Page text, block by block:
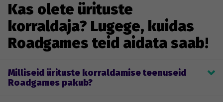
Kas olete ürituste
korraldaja? Lugege, kuidas
Roadgames teid aidata saab!
Milliseid ürituste korraldamise teenuseid
Roadgames pakub?